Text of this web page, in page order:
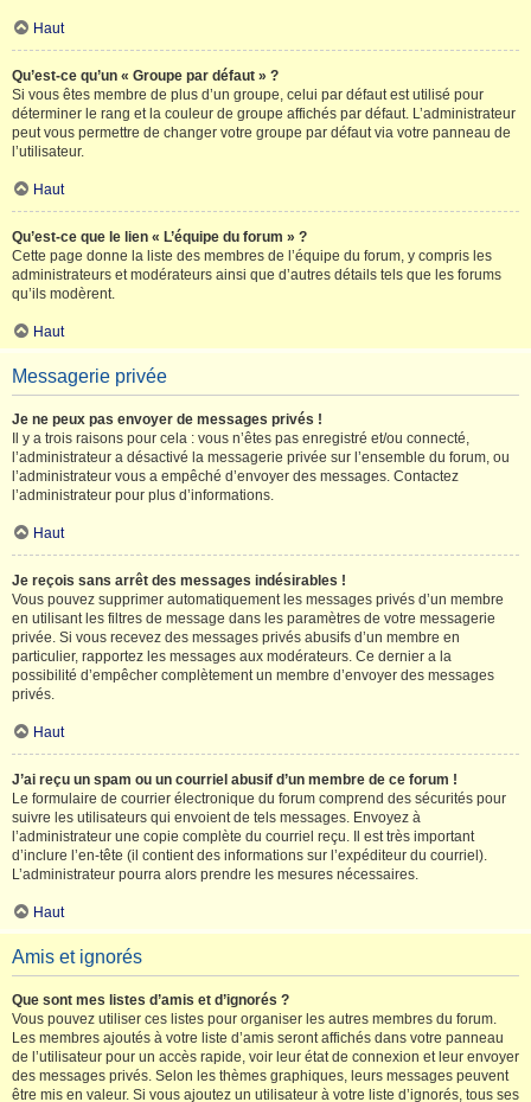
Haut
Qu’est-ce qu’un « Groupe par défaut » ?
Si vous êtes membre de plus d’un groupe, celui par défaut est utilisé pour
déterminer le rang et la couleur de groupe affichés par défaut. L’administrateur
peut vous permettre de changer votre groupe par défaut via votre panneau de
l’utilisateur.
Haut
Qu’est-ce que le lien « L’équipe du forum » ?
Cette page donne la liste des membres de l’équipe du forum, y compris les
administrateurs et modérateurs ainsi que d’autres détails tels que les forums
qu’ils modèrent.
Haut
Messagerie privée
Je ne peux pas envoyer de messages privés !
Il y a trois raisons pour cela : vous n’êtes pas enregistré et/ou connecté,
l’administrateur a désactivé la messagerie privée sur l’ensemble du forum, ou
l’administrateur vous a empêché d’envoyer des messages. Contactez
l’administrateur pour plus d’informations.
Haut
Je reçois sans arrêt des messages indésirables !
Vous pouvez supprimer automatiquement les messages privés d’un membre
en utilisant les filtres de message dans les paramètres de votre messagerie
privée. Si vous recevez des messages privés abusifs d’un membre en
particulier, rapportez les messages aux modérateurs. Ce dernier a la
possibilité d’empêcher complètement un membre d’envoyer des messages
privés.
Haut
J’ai reçu un spam ou un courriel abusif d’un membre de ce forum !
Le formulaire de courrier électronique du forum comprend des sécurités pour
suivre les utilisateurs qui envoient de tels messages. Envoyez à
l’administrateur une copie complète du courriel reçu. Il est très important
d’inclure l’en-tête (il contient des informations sur l’expéditeur du courriel).
L’administrateur pourra alors prendre les mesures nécessaires.
Haut
Amis et ignorés
Que sont mes listes d’amis et d’ignorés ?
Vous pouvez utiliser ces listes pour organiser les autres membres du forum.
Les membres ajoutés à votre liste d’amis seront affichés dans votre panneau
de l’utilisateur pour un accès rapide, voir leur état de connexion et leur envoyer
des messages privés. Selon les thèmes graphiques, leurs messages peuvent
être mis en valeur. Si vous ajoutez un utilisateur à votre liste d’ignorés, tous ses